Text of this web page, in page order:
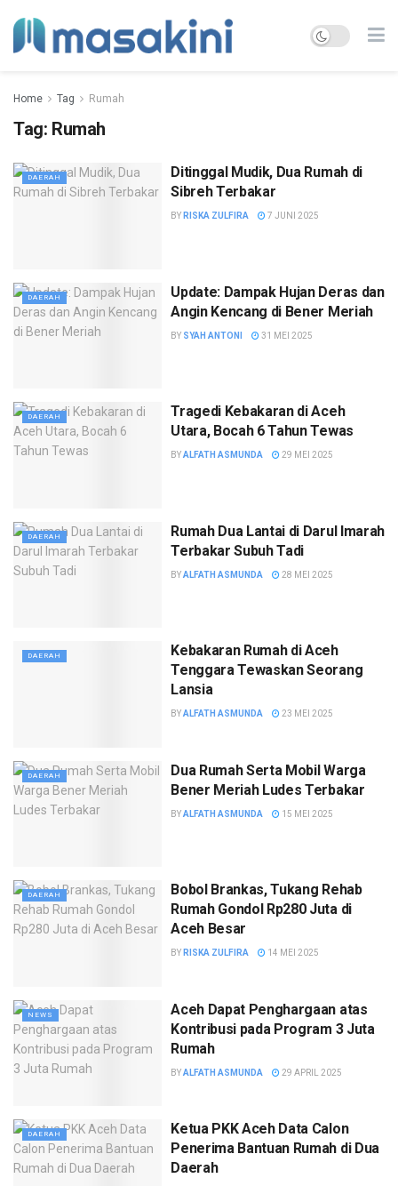
Home Tag Rumah
Tag: Rumah
DAERAH
Ditinggal Mudik, Dua Rumah di
Sibreh Terbakar
BY RISKA ZULFIRA 7 JUNI 2025
DAERAH
Update: Dampak Hujan Deras dan
Angin Kencang di Bener Meriah
BY SYAH ANTONI 31 MEI 2025
DAERAH
Tragedi Kebakaran di Aceh
Utara, Bocah 6 Tahun Tewas
BYALFATH ASMUNDA 29 MEI 2025
DAERAH
Rumah Dua Lantai di Darul Imarah
Terbakar Subuh Tadi
BYALFATH ASMUNDA 28 MEI 2025
DAERAH
Kebakaran Rumah di Aceh
Tenggara Tewaskan Seorang
Lansia
BYALFATH ASMUNDA 23 MEI 2025
DAERAH
Dua Rumah Serta Mobil Warga
Bener Meriah Ludes Terbakar
BYALFATH ASMUNDA 15 MEI 2025
DAERAH
Bobol Brankas, Tukang Rehab
Rumah Gondol Rp280 Juta di
Aceh Besar
BY RISKA ZULFIRA 14 MEI 2025
NEWS
Aceh Dapat Penghargaan atas
Kontribusi pada Program 3 Juta
Rumah
BYALFATH ASMUNDA 29 APRIL 2025
DAERAH
Ketua PKK Aceh Data Calon
Penerima Bantuan Rumah di Dua
Daerah